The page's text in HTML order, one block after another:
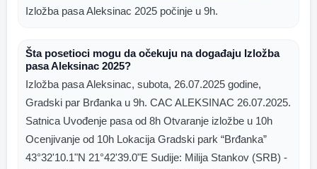
Izložba pasa Aleksinac 2025 počinje u 9h.
Šta posetioci mogu da očekuju na događaju Izložba
pasa Aleksinac 2025?
Izložba pasa Aleksinac, subota, 26.07.2025 godine,
Gradski par Brđanka u 9h. CAC ALEKSINAC 26.07.2025.
Satnica Uvođenje pasa od 8h Otvaranje izložbe u 10h
Ocenjivanje od 10h Lokacija Gradski park “Brđanka”
43°32'10.1"N 21°42'39.0"E Sudije: Milija Stankov (SRB) -